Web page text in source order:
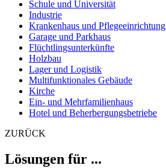
Schule und Universität
Industrie
Krankenhaus und Pflegeeinrichtung
Garage und Parkhaus
Flüchtlingsunterkünfte
Holzbau
Lager und Logistik
Multifunktionales Gebäude
Kirche
Ein- und Mehrfamilienhaus
Hotel und Beherbergungsbetriebe
ZURÜCK
Lösungen für ...